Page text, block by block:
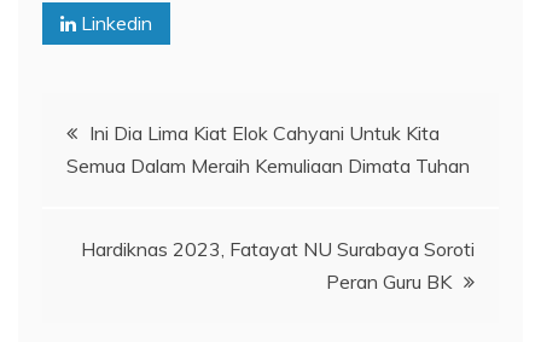
Linkedin
Navigasi
pos
Ini Dia Lima Kiat Elok Cahyani Untuk Kita
Semua Dalam Meraih Kemuliaan Dimata Tuhan
Hardiknas 2023, Fatayat NU Surabaya Soroti
Peran Guru BK